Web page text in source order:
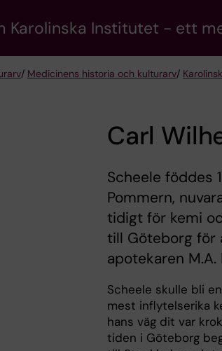
Karolinska Institutet - ett
/ Medicinens historia och kulturarv/
Carl
Scheele föddes
Pommern,
tidigt för kemi
till Göteborg för
apotekaren M.A.
Scheele skulle bli
mest inflytelserika
hans väg dit var
tiden i Göteborg